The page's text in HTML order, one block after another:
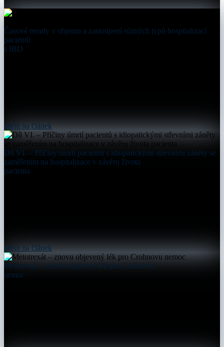
Časové trendy v objemu a zastoupení různých typů hospitalizací
pacientů
s IBD
přejít na článek
Díl VI. – Příčiny úmrtí pacientů s idiopatickými střevními záněty se
zaměřením na hospitalizace v závěru života
pacienta
přejít na článek
Metotrexát – znovu objevený lék pro Crohnovu
nemoc